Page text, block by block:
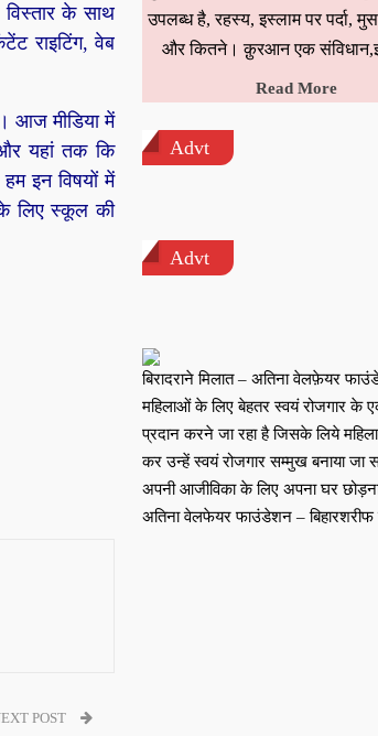
विस्तार के साथ
राइटिंग, वेब
आज मीडिया में
और यहां तक कि
इन विषयों में
के लिए स्कूल की
POST
उपलब्ध है, रहस्य, इस्लाम पर पर्दा,
और कितने। क़ुरआन एक
Read More
Advt
Advt
बिरादराने मिलात – अतिना वेलफ़ेयर
महिलाओं के लिए बेहतर स्वयं रोजगार के
प्रदान करने जा रहा है जिसके लिये
कर उन्हें स्वयं रोजगार सम्मुख बनाया जा
अपनी आजीविका के लिए अपना घर
अतिना वेलफेयर फाउंडेशन – बिहारशरीफ